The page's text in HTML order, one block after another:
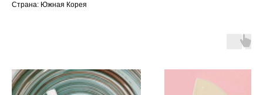
Страна: Южная Корея